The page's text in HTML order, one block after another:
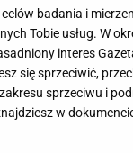
badania i
Tobie usług. W
interes
się sprzeciwić,
sprzeciwu i
w